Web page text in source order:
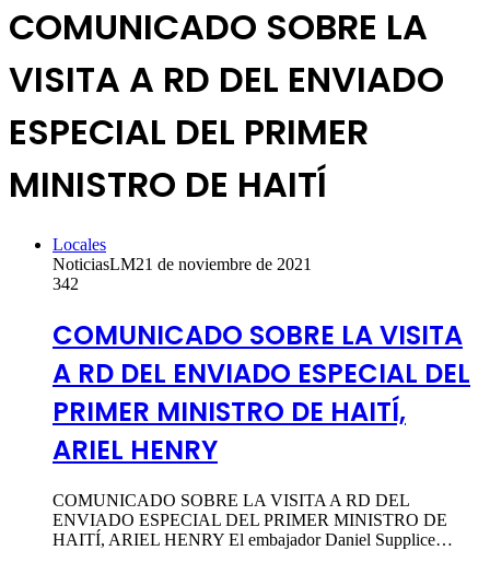
COMUNICADO SOBRE LA
VISITA A RD DEL ENVIADO
ESPECIAL DEL PRIMER
MINISTRO DE HAITÍ
Locales
NoticiasLM21 de noviembre de 2021
342
COMUNICADO SOBRE LA VISITA
A RD DEL ENVIADO ESPECIAL DEL
PRIMER MINISTRO DE HAITÍ,
ARIEL HENRY
COMUNICADO SOBRE LA VISITA A RD DEL
ENVIADO ESPECIAL DEL PRIMER MINISTRO DE
HAITÍ, ARIEL HENRY El embajador Daniel Supplice…